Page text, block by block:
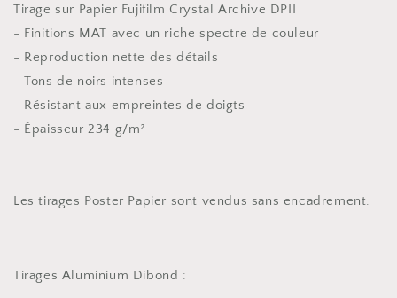
Tirage sur Papier Fujifilm Crystal Archive DPII
- Finitions MAT avec un riche spectre de couleur
- Reproduction nette des détails
- Tons de noirs intenses
- Résistant aux empreintes de doigts
- Épaisseur 234 g/m²
Les tirages Poster Papier sont vendus sans encadrement.
Tirages Aluminium Dibond :